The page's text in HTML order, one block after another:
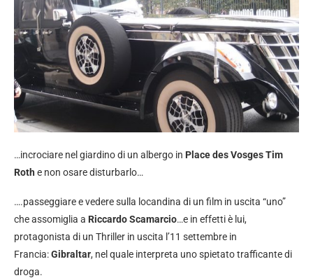
…incrociare nel giardino di un albergo in Place des Vosges Tim
Roth e non osare disturbarlo…
….passeggiare e vedere sulla locandina di un film in uscita “uno”
che assomiglia a Riccardo Scamarcio…e in effetti è lui,
protagonista di un Thriller in uscita l’11 settembre in
Francia:Gibraltar, nel quale interpreta uno spietato trafficante di
droga.